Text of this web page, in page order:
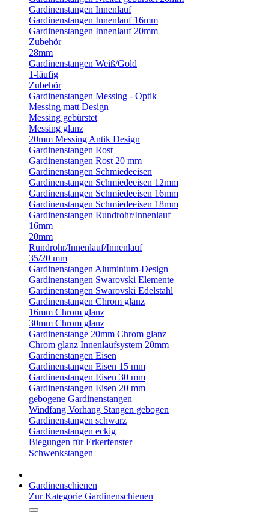
Gardinenstangen Innenlauf
Gardinenstangen Innenlauf 16mm
Gardinenstangen Innenlauf 20mm
Zubehör
28mm
Gardinenstangen Weiß/Gold
1-läufig
Zubehör
Gardinenstangen Messing - Optik
Messing matt Design
Messing gebürstet
Messing glanz
20mm Messing Antik Design
Gardinenstangen Rost
Gardinenstangen Rost 20 mm
Gardinenstangen Schmiedeeisen
Gardinenstangen Schmiedeeisen 12mm
Gardinenstangen Schmiedeeisen 16mm
Gardinenstangen Schmiedeeisen 18mm
Gardinenstangen Rundrohr/Innenlauf
16mm
20mm
Rundrohr/Innenlauf/Innenlauf
35/20 mm
Gardinenstangen Aluminium-Design
Gardinenstangen Swarovski Elemente
Gardinenstangen Swarovski Edelstahl
Gardinenstangen Chrom glanz
16mm Chrom glanz
30mm Chrom glanz
Gardinenstange 20mm Chrom glanz
Chrom glanz Innenlaufsystem 20mm
Gardinenstangen Eisen
Gardinenstangen Eisen 15 mm
Gardinenstangen Eisen 30 mm
Gardinenstangen Eisen 20 mm
gebogene Gardinenstangen
Windfang Vorhang Stangen gebogen
Gardinenstangen schwarz
Gardinenstangen eckig
Biegungen für Erkerfenster
Schwenkstangen
Gardinenschienen
Zur Kategorie Gardinenschienen